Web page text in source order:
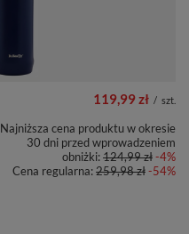
119,99 zł / szt.
Najniższa cena produktu w okresie
30 dni przed wprowadzeniem
obniżki:124,99 zł-4%
Cena regularna:259,98 zł-54%